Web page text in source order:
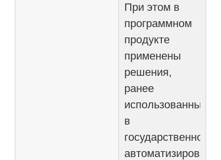
При этом в
программном
продукте
применены
решения,
ранее
использованные
в
государственной